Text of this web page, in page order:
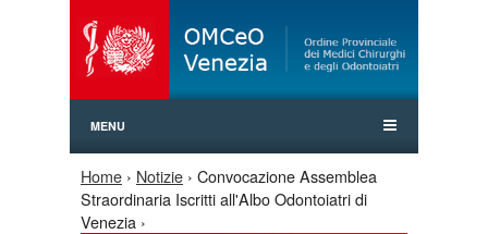
MENU
Tu sei qui
Home › Notizie › Convocazione Assemblea
Straordinaria Iscritti all'Albo Odontoiatri di
Venezia ›